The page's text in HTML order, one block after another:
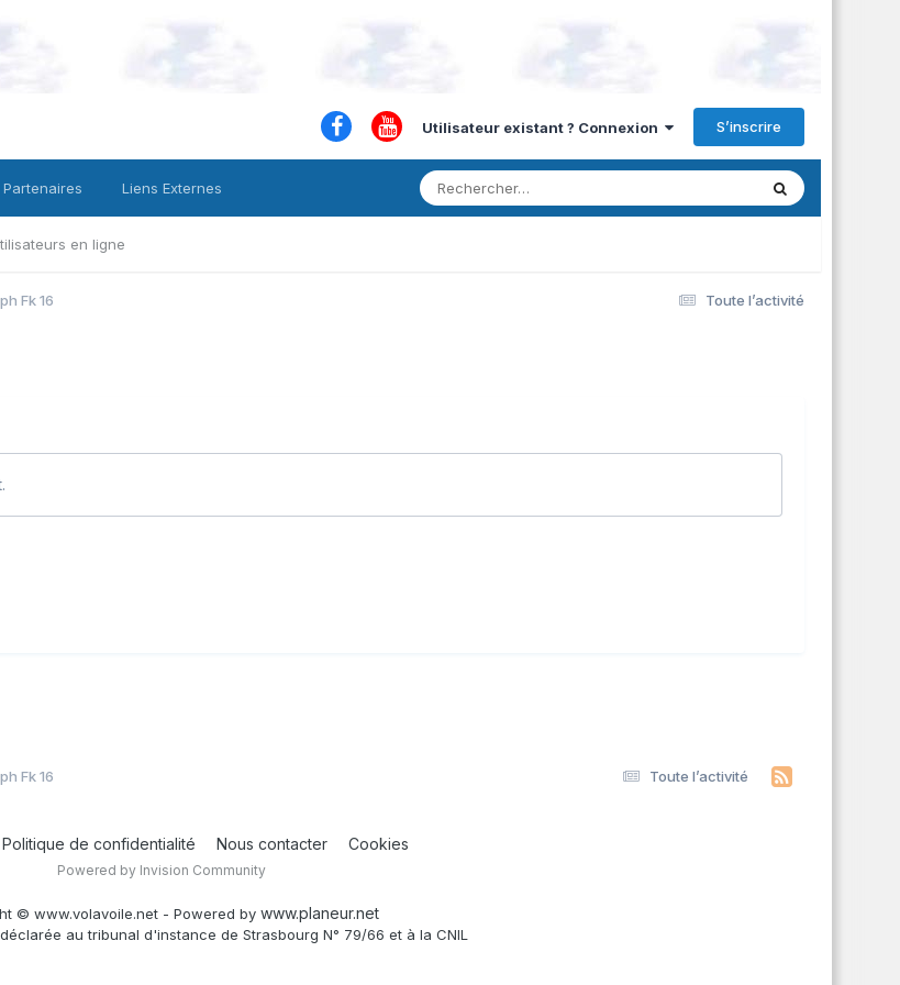
Utilisateur existant ? Connexion S’inscrire
en ligne
Partenaires Liens Externes
Toute l’activité
Fk 16
Toute l’activité
Fk 16
Politique de confidentialité Nous contacter Cookies
Powered by Invision Community
© www.volavoile.net - Powered by www.planeur.net
au tribunal d'instance de Strasbourg N° 79/66 et à la CNIL